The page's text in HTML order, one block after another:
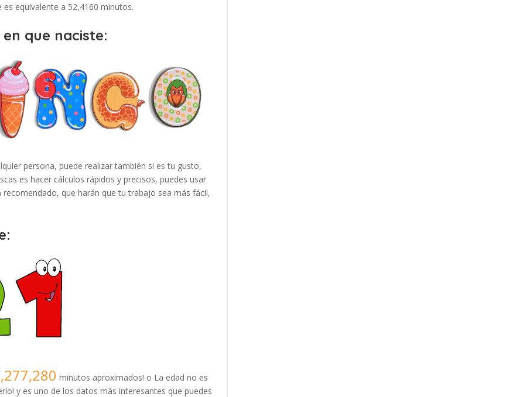
equivalente a 52,4160 minutos.
que naciste:
persona, puede realizar también si es tu gusto,
es hacer cálculos rápidos y precisos, puedes usar
que harán que tu trabajo sea más fácil,
minutos aproximados! o La edad no es
y es uno de los datos más interesantes que puedes